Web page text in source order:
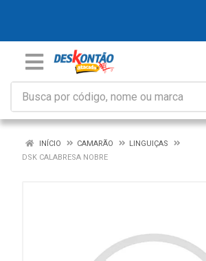
INÍCIO CAMARÃO
LINGUIÇAS
DSK CALABRESA NOBRE